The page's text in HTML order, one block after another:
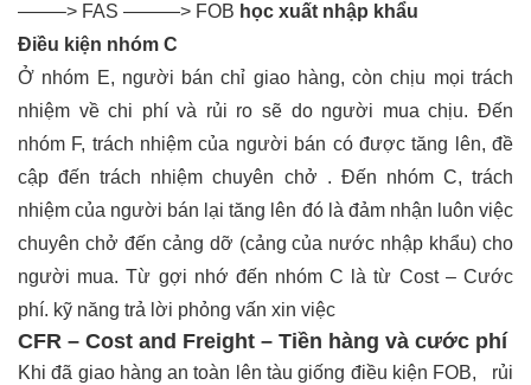
——–> FAS ———> FOB học xuất nhập khẩu
Điều kiện nhóm C
Ở nhóm E, người bán chỉ giao hàng, còn chịu mọi trách
nhiệm về chi phí và rủi ro sẽ do người mua chịu. Đến
nhóm F, trách nhiệm của người bán có được tăng lên, đề
cập đến trách nhiệm chuyên chở . Đến nhóm C, trách
nhiệm của người bán lại tăng lên đó là đảm nhận luôn việc
chuyên chở đến cảng dỡ (cảng của nước nhập khẩu) cho
người mua. Từ gợi nhớ đến nhóm C là từ Cost – Cước
phí. kỹ năng trả lời phỏng vấn xin việc
CFR – Cost and Freight – Tiền hàng và cước phí
Khi đã giao hàng an toàn lên tàu giống điều kiện FOB, rủi